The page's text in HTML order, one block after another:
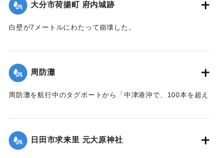
｜固有コード:
大分市荷揚町 府内城跡
白壁が7メートルにわたって崩壊した。
｜固有コード:01077026
周防灘
周防灘を航行中のタグボートから「中津港沖で、100本を超え
安部の巡視艇「せきかぜ」が現場を調べ、プラスチック製の
容器（高さ約90センチ、直径約60センチ）約200本を見つけ
た。現場は中津港の北北東約27キロの周防灘。容器は北九州
日田市求来里 元大原神社